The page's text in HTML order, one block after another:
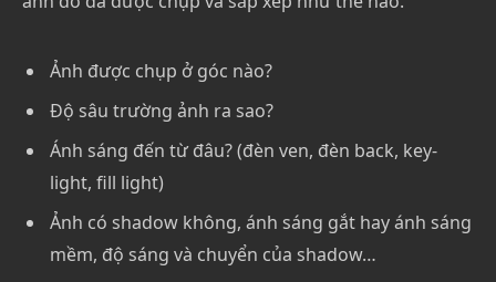
Ảnh được chụp ở góc nào?
Độ sâu trường ảnh ra sao?
Ánh sáng đến từ đâu? (đèn ven, đèn back, key-
light, fill light)
Ảnh có shadow không, ánh sáng gắt hay ánh sáng
mềm, độ sáng và chuyển của shadow…